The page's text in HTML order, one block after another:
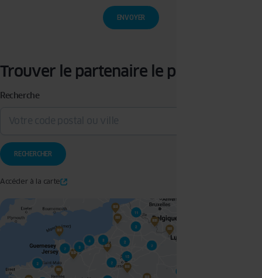
l’établissement de votre devis. Vous disposez d’un droit d’accès, de rectification, de
retrait de votre consentement ainsi que d’un droit à l’effacement, à la limitation du
traitement et à la portabilité que vous pouvez exercer en écrivant à l’adresse :
Trouver le partenaire le plus proche
Recherche
Accéder à la carte